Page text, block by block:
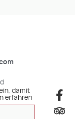
damit
erfahren